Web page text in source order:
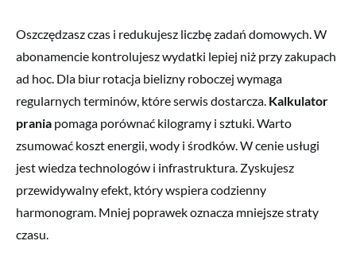
Oszczędzasz czas i redukujesz liczbę zadań domowych. W
abonamencie kontrolujesz wydatki lepiej niż przy zakupach
ad hoc. Dla biur rotacja bielizny roboczej wymaga
regularnych terminów, które serwis dostarcza. Kalkulator
prania pomaga porównać kilogramy i sztuki. Warto
zsumować koszt energii, wody i środków. W cenie usługi
jest wiedza technologów i infrastruktura. Zyskujesz
przewidywalny efekt, który wspiera codzienny
harmonogram. Mniej poprawek oznacza mniejsze straty
czasu.